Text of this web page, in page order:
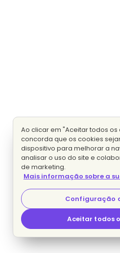
Ao clicar em "Aceitar todos os
concorda que os cookies
dispositivo para melhorar a
analisar o uso do site e
de marketing.
Mais informação sobre a
Configuração
Aceitar todos